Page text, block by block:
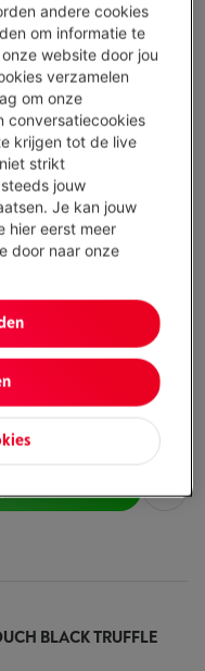
PRO STAINLESS
Neen
voorraad
nu
BLACK TRUFFLE
BLACK TRUFFLE
andere cookies
om informatie te
website door jou
verzamelen
om onze
conversatiecookies
krijgen tot de live
strikt
jouw
Je kan jouw
hier eerst meer
door naar onze